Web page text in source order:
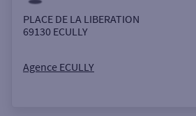
PLACE DE LA LIBERATION
69130 ECULLY
Agence ECULLY